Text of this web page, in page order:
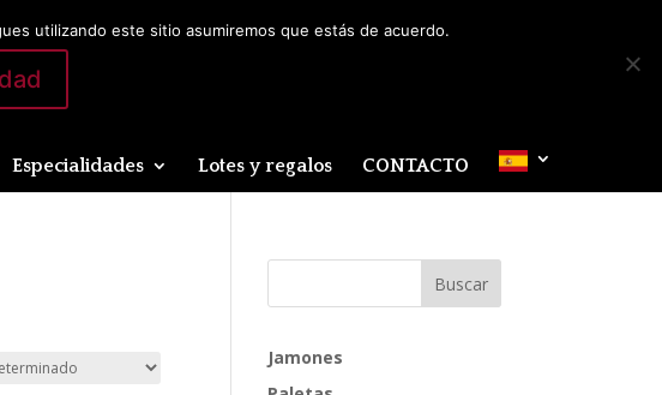
Mi cuenta 0 elementos
Especialidades Lotes y regalos CONTACTO
Jamones
utilizando este sitio asumiremos que estás de acuerdo.